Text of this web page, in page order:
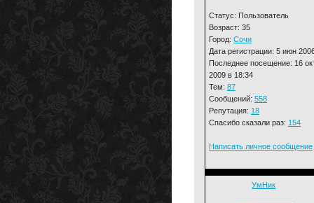
Статус: Пользователь
Возраст: 35
Город: Сочи
Дата регистрации: 5 июн
Последнее посещение: 16
2009 в 18:34
Тем: 87
Сообщений: 558
Репутация: 18
Спасибо сказали раз: 154
Написать личное сообщение
УмНик